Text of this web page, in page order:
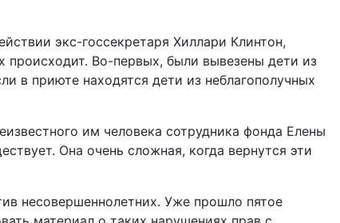
экс-госсекретаря Хиллари Клинтон,
происходит. Во-первых, были вывезены дети из
в приюте находятся дети из неблагополучных
им человека сотрудника фонда Елены
Она очень сложная, когда вернутся эти
несовершеннолетних. Уже прошло пятое